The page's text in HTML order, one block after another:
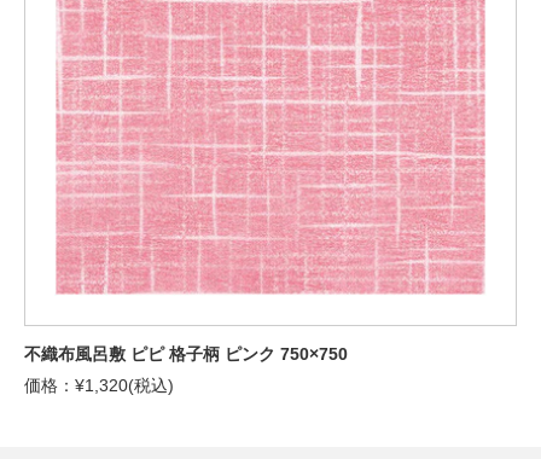
不織布風呂敷 ピピ 格子柄 ピンク 750×750
価格：¥1,320(税込)